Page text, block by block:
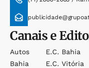
Canais e
Autos
Bahia
E.c. Bahia
E.c. Vitória